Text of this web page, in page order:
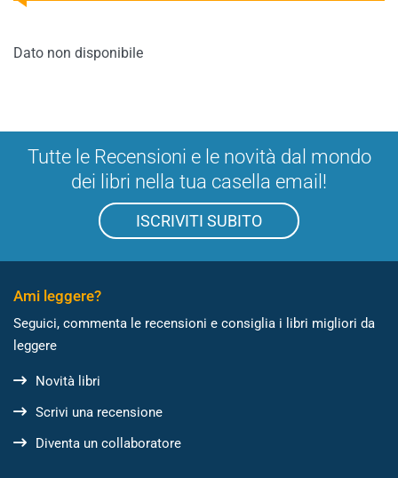
Dato non disponibile
Tutte le Recensioni e le novità dal mondo
dei libri nella tua casella email!
ISCRIVITI SUBITO
Ami leggere?
Seguici, commenta le recensioni e consiglia i libri migliori da
leggere
Novità libri
Scrivi una recensione
Diventa un collaboratore